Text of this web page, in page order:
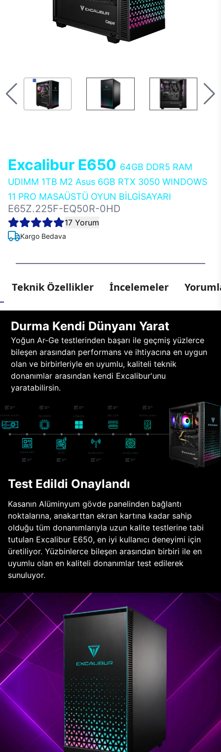
Excalibur E650 64GB DDR5 RAM
UDIMM 1TB M2 Asus 6GB RTX 3050 WINDOWS
11 PRO MASAÜSTÜ OYUN BİLGİSAYARI
E65Z.225F-EQ50R-0HD
17 Yorum
Kargo Bedava
Teknik Özellikler İncelemeler
Durma Kendi Dünyanı Yarat
Yoğun Ar-Ge testlerinden başarı ile geçmiş yüzlerce
bileşen arasından performans ve ihtiyacına en uygun
olan ve birbirleriyle en uyumlu, kaliteli teknik
donanımlar arasından kendi Excalibur'unu
yaratabilirsin.
Test Edildi Onaylandı
Kasanın Alüminyum gövde panelinden bağlantı
noktalarına, anakarttan ekran kartına kadar sahip
olduğu tüm donanımlarıyla uzun kalite testlerine tabi
tutulan Excalibur E650, en iyi kullanıcı deneyimi için
üretiliyor. Yüzbinlerce bileşen arasından birbiri ile en
uyumlu olan en kaliteli donanımlar test edilerek
sunuluyor.